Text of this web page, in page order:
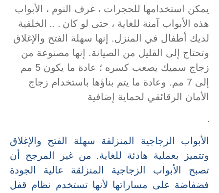
يمكن استخدامها للحجرات ، غرف النوم ، الأبواب
الخلفية .. . هذه الأبواب آمنة للغاية ، حتى لو كان
لديك أطفال في المنزل. إنها سهلة الفتح والإغلاق
وتحتاج إلى القليل من الصيانة. إنها مصنوعة من
زجاج سميك يصعب كسره ؛ عادة ما يكون 5 مم
إلى 7 مم. وعادة ما يتم بناؤها باستخدام زجاج
الأمان الرقائقي لحماية إضافية
.
الأبواب الزجاجية المنزلقة سهلة الفتح والإغلاق
وتتميز بعملية هادئة للغاية. من غير المرجح أن
تصبح الأبواب الزجاجية المنزلقة عالية الجودة
فضفاضة على مساراتها لأنها تستخدم نظام قفل